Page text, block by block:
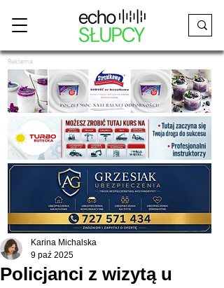
Reklama
Policjanci z wizytą u
Karina Michalska
9 paź 2025